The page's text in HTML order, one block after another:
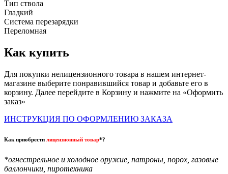
Тип ствола
Гладкий
Система перезарядки
Переломная
Как купить
Для покупки нелицензионного товара в нашем интернет-
магазине выберите понравившийся товар и добавьте его в
корзину. Далее перейдите в Корзину и нажмите на «Оформить
заказ»
ИНСТРУКЦИЯ ПО ОФОРМЛЕНИЮ ЗАКАЗА
Как приобрести лицензионный товар*?
*огнестрельное и холодное оружие, патроны, порох, газовые
баллончики, пиротехника